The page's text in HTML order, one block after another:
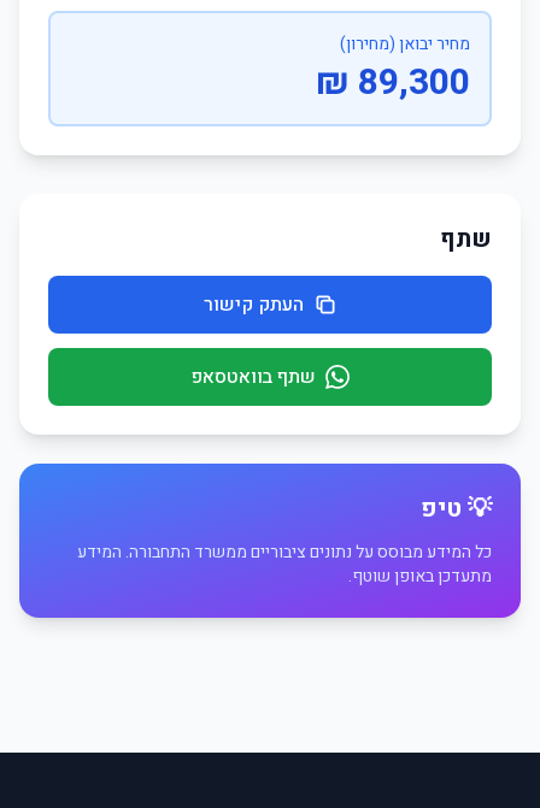
מחיר יבואן (מחירון)
89,300 ₪
שתף
העתק קישור
שתף בוואטסאפ
💡 טיפ
כל המידע מבוסס על נתונים ציבוריים ממשרד התחבורה. המידע
מתעדכן באופן שוטף.